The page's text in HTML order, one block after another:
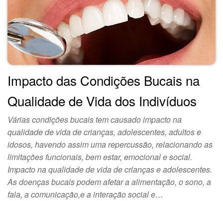
Impacto das Condições Bucais na
Qualidade de Vida dos Indivíduos
Várias condições bucais tem causado impacto na
qualidade de vida de crianças, adolescentes, adultos e
idosos, havendo assim uma repercussão, relacionando as
limitações funcionais, bem estar, emocional e social.
Impacto na qualidade de vida de crianças e adolescentes.
As doenças bucais podem afetar a alimentação, o sono, a
fala, a comunicação,e a interação social e…